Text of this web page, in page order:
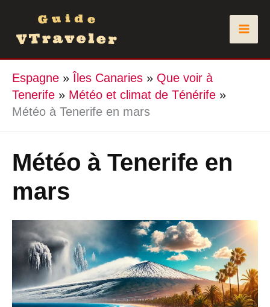
contenu
Espagne » Îles Canaries » Que voir à
Tenerife » Météo et climat de Ténérife »
Météo à Tenerife en mars
Météo à Tenerife en
mars